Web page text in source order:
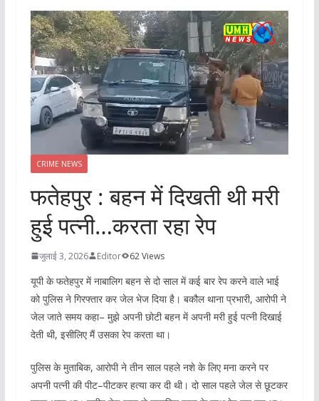
CRIME NEWS
फतेहपुर : बहन में दिखती थी मरी
हुई पत्नी…करता रहा रेप
जुलाई 3, 2026 Editor 62 Views
यूपी के फतेहपुर में नाबालिग बहन से दो साल में कई बार रेप करने वाले भाई
को पुलिस ने गिरफ्तार कर जेल भेज दिया है। बकौल थाना प्रभारी, आरोपी ने
जेल जाते समय कहा– मुझे अपनी छोटी बहन में अपनी मरी हुई पत्नी दिखाई
देती थी, इसीलिए मैं उसका रेप करता था।
पुलिस के मुताबिक, आरोपी ने तीन साल पहले नशे के लिए मना करने पर
अपनी पत्नी की पीट–पीटकर हत्या कर दी थी। दो साल पहले जेल से छूटकर